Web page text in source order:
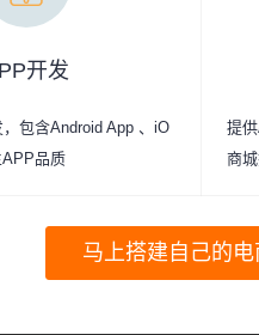
开发
包含Android App 、iO
品质
提
商
马上搭建自己的电